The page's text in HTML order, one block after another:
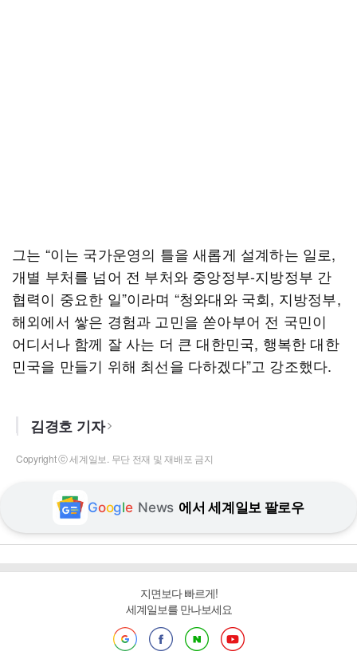
그는 “이는 국가운영의 틀을 새롭게 설계하는 일로,
개별 부처를 넘어 전 부처와 중앙정부-지방정부 간
협력이 중요한 일”이라며 “청와대와 국회, 지방정부,
해외에서 쌓은 경험과 고민을 쏟아부어 전 국민이
어디서나 함께 잘 사는 더 큰 대한민국, 행복한 대한
민국을 만들기 위해 최선을 다하겠다”고 강조했다.
김경호 기자
Copyright ⓒ 세계일보. 무단 전재 및 재배포 금지
Google News 에서 세계일보 팔로우
지면보다 빠르게!
세계일보를 만나보세요